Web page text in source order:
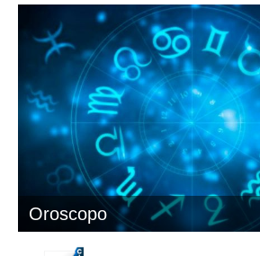
Oroscopo